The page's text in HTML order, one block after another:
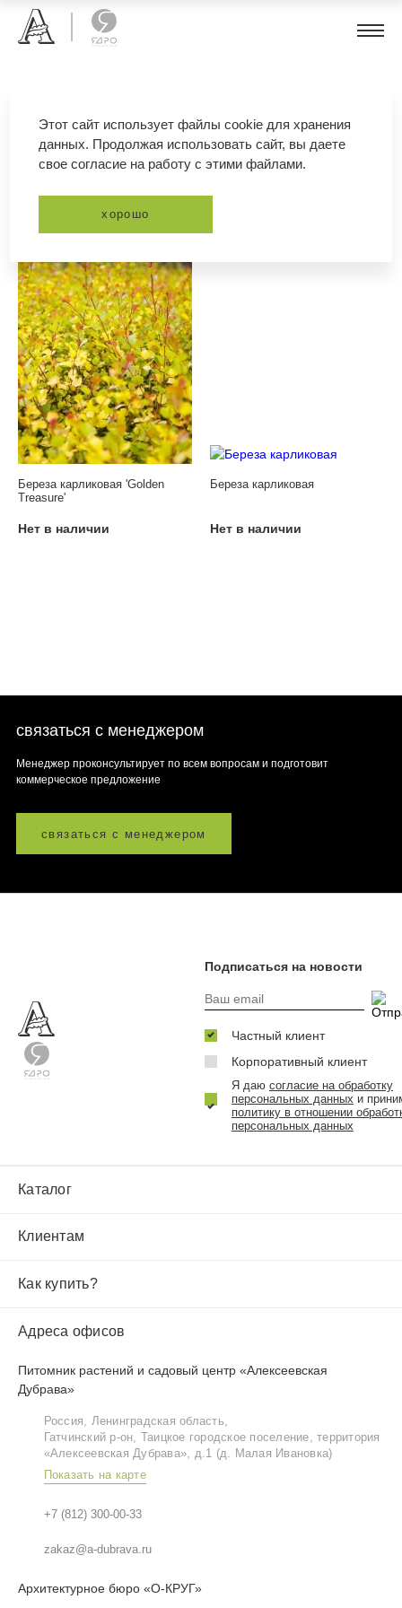
береза карликовая
Береза карликовая 'Golden
Treasure'
Нет в наличии
Береза карликовая
Нет в наличии
связаться с менеджером
Менеджер проконсультирует по всем вопросам и подготовит
коммерческое предложение
связаться с менеджером
Каталог
Клиентам
Как купить?
Адреса офисов
Питомник растений и садовый центр «Алексеевская
Дубрава»
Россия, Ленинградская область,
Гатчинский р‑он, Таицкое городское поселение, территория
«Алексеевская Дубрава», д.1 (д. Малая Ивановка)
Показать на карте
+7 (812) 300-00-33
zakaz@a-dubrava.ru
Архитектурное бюро «О-КРУГ»
Подписаться на новости
Частный клиент
Корпоративный клиент
Я даю согласие на обработку
персональных данных и
политику в отношении
персональных данных
Этот сайт использует файлы cookie для хранения
данных. Продолжая использовать сайт, вы даете
свое согласие на работу с этими файлами.
хорошо